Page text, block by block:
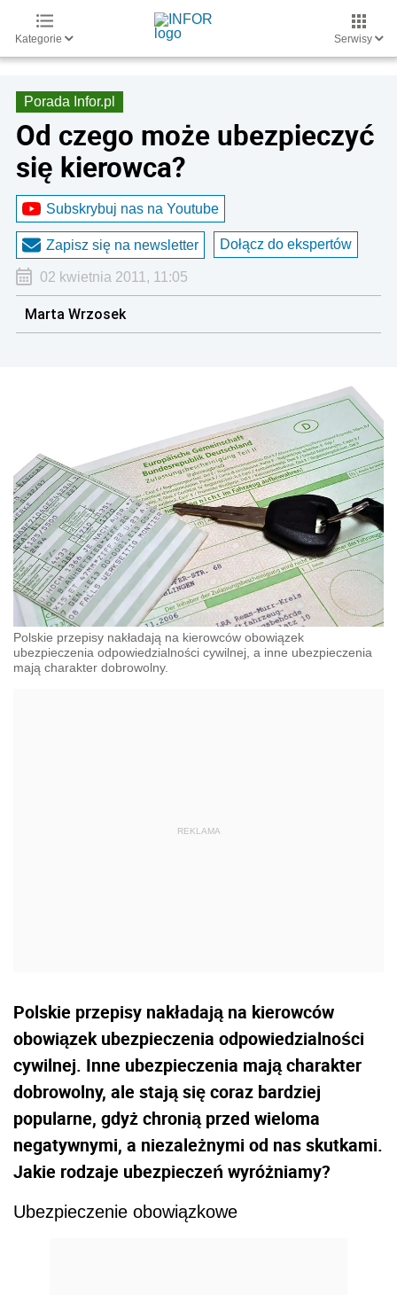
Kategorie Serwisy
Porada Infor.pl
Od czego może ubezpieczyć
się kierowca?
Subskrybuj nas na Youtube
Zapisz się na newsletter Dołącz do ekspertów
02 kwietnia 2011, 11:05
Marta Wrzosek
Polskie przepisy nakładają na kierowców obowiązek
ubezpieczenia odpowiedzialności cywilnej, a inne ubezpieczenia
mają charakter dobrowolny.
Polskie przepisy nakładają na kierowców
obowiązek ubezpieczenia odpowiedzialności
cywilnej. Inne ubezpieczenia mają charakter
dobrowolny, ale stają się coraz bardziej
popularne, gdyż chronią przed wieloma
negatywnymi, a niezależnymi od nas skutkami.
Jakie rodzaje ubezpieczeń wyróżniamy?
Ubezpieczenie obowiązkowe